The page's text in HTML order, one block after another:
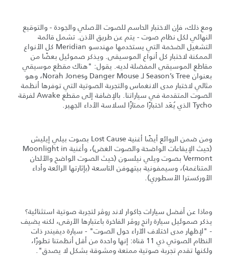
ومع ذلك، فإن الاختبار الحاسم للصوت الأصلي والجودة - والتوقيع
النهائي لكل نظام صوت - يتم عن طريق الأذن. تشمل قائمة
التشغيل الضخمة التي يستخدمها مهندسو Meridian كل الأنواع
الممكنة لاختبار كل أنواع الموسيقى. ويذكر صموئيل بعضًا من
مقاطع الموسيقى المفضلة لديه. يقول: "هناك مقطع موسيقي
بعنوان Season’s Tree لـ Danger Mouse وNorah Jones، وهو
مثالي لاختبار مدى الانغماس والتجربة الصوتية التي توفرها أنظمة
الصوت المتقدمة في سياراتنا. بالإضافة إلى مقطع Awake لفرقة
Tycho الذي يُعَد اختبارًا ممتازًا لسلاسة الأداء الجهير.
ومن ضمن الروائع أيضًا أغنية Lost Cause بصوت بيلي إيليش
(حيث الإيقاعات الواضحة والصوت الغض)، وأغنية Moonlight in
Vermont بصوت ويلي نيلسون (حيث الصوت الواضح والألحان
المتناغمة)، وسيمفونية بيتهوفن التاسعة (بإثارتها الرائعة وأداء
الأوركسترا الأسطوري).
وماذا عن أفضل سيارات جاكوار لاند روڤر لتجربة صوتية استثنائية؟
يذكر صموئيل سيارة رانج روڤر الفاخرة باعتبارها الأرقى، لكنه يضيف
- "لإظهار مدى اختلاف الآراء حول الصوت" - سيارة ديفيندر ذات
النظام الصوتي ذي 11 قناة: إنها واحدة من أقل أنظمتنا تطورًا،
ولكنها تقدم تجربة صوتية ممتعة ومشوقة بشكل لا يصدق".